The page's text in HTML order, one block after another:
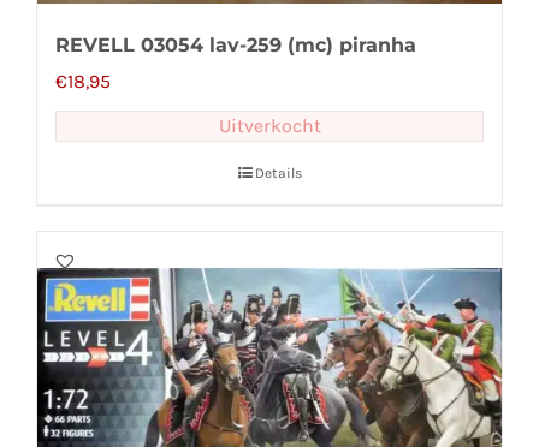
REVELL 03054 lav-259 (mc) piranha
€18,95
Uitverkocht
Details